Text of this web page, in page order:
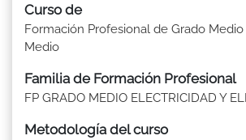
Curso de
Formación Profesional de Grado
Medio
Familia de Formación Profesional
FP GRADO MEDIO ELECTRICIDAD Y
Metodología del curso